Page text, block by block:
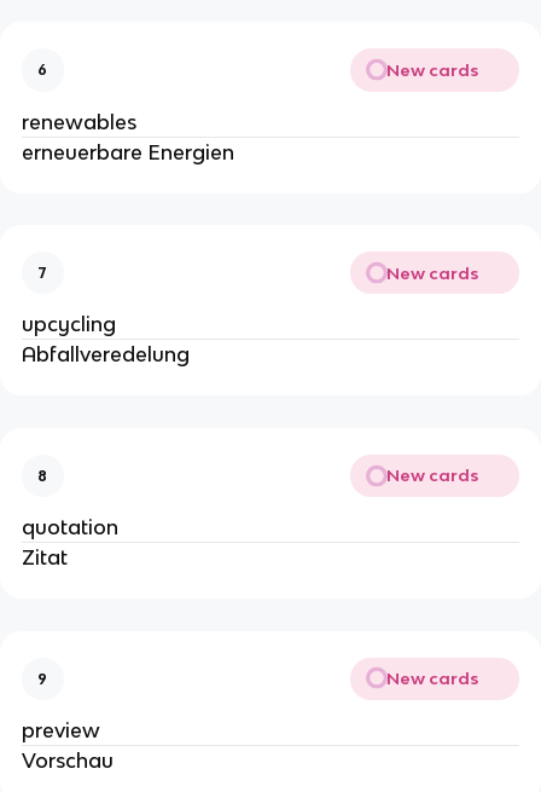
6 New cards
renewables
erneuerbare Energien
7 New cards
upcycling
Abfallveredelung
8 New cards
quotation
Zitat
9 New cards
preview
Vorschau